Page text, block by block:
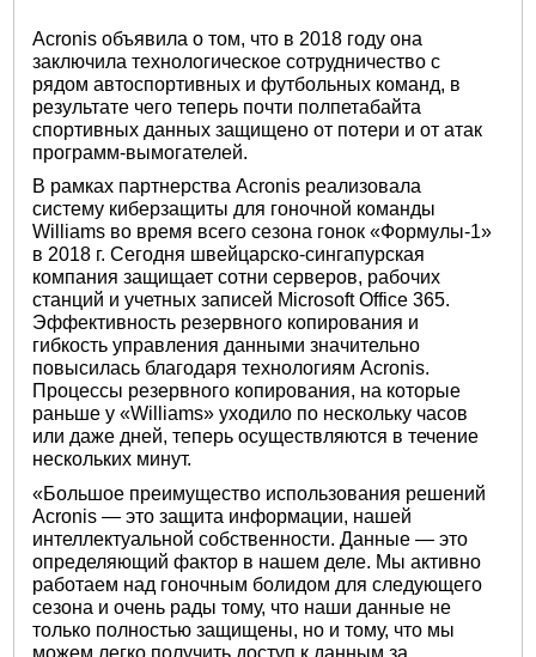
Acronis объявила о том, что в 2018 году она
заключила технологическое сотрудничество с
рядом автоспортивных и футбольных команд, в
результате чего теперь почти полпетабайта
спортивных данных защищено от потери и от атак
программ-вымогателей.
В рамках партнерства Acronis реализовала
систему киберзащиты для гоночной команды
Williams во время всего сезона гонок «Формулы-1»
в 2018 г. Сегодня швейцарско-сингапурская
компания защищает сотни серверов, рабочих
станций и учетных записей Microsoft Office 365.
Эффективность резервного копирования и
гибкость управления данными значительно
повысилась благодаря технологиям Acronis.
Процессы резервного копирования, на которые
раньше у «Williams» уходило по нескольку часов
или даже дней, теперь осуществляются в течение
нескольких минут.
«Большое преимущество использования решений
Acronis — это защита информации, нашей
интеллектуальной собственности. Данные — это
определяющий фактор в нашем деле. Мы активно
работаем над гоночным болидом для следующего
сезона и очень рады тому, что наши данные не
только полностью защищены, но и тому, что мы
можем легко получить доступ к данным за